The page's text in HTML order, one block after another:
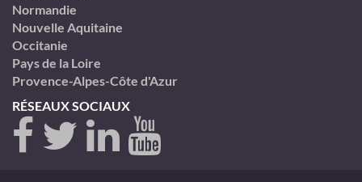
Normandie
Nouvelle Aquitaine
Occitanie
Pays de la Loire
Provence-Alpes-Côte d'Azur
RÉSEAUX SOCIAUX